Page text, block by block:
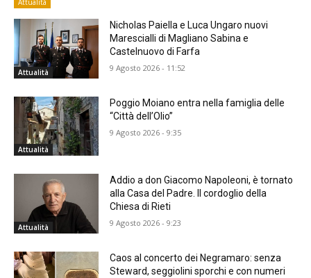
Attualità
Attualità
Nicholas Paiella e Luca Ungaro nuovi
Marescialli di Magliano Sabina e
Castelnuovo di Farfa
9 Agosto 2026 - 11:52
Attualità
Poggio Moiano entra nella famiglia delle
“Città dell’Olio”
9 Agosto 2026 - 9:35
Attualità
Addio a don Giacomo Napoleoni, è tornato
alla Casa del Padre. Il cordoglio della
Chiesa di Rieti
9 Agosto 2026 - 9:23
Caos al concerto dei Negramaro: senza
Steward, seggiolini sporchi e con numeri